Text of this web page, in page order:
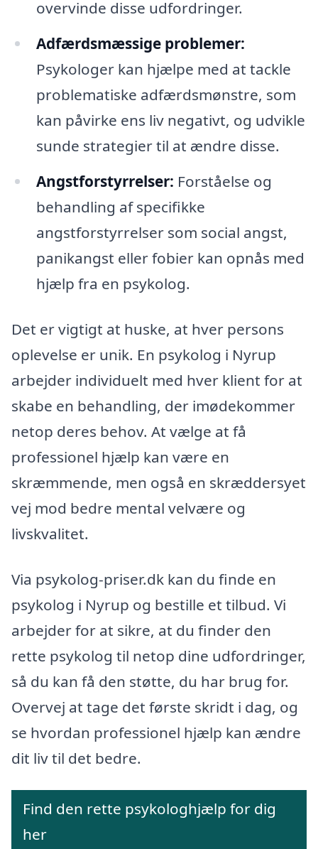
overvinde disse udfordringer.
Adfærdsmæssige problemer:
Psykologer kan hjælpe med at tackle
problematiske adfærdsmønstre, som
kan påvirke ens liv negativt, og udvikle
sunde strategier til at ændre disse.
Angstforstyrrelser: Forståelse og
behandling af specifikke
angstforstyrrelser som social angst,
panikangst eller fobier kan opnås med
hjælp fra en psykolog.
Det er vigtigt at huske, at hver persons
oplevelse er unik. En psykolog i Nyrup
arbejder individuelt med hver klient for at
skabe en behandling, der imødekommer
netop deres behov. At vælge at få
professionel hjælp kan være en
skræmmende, men også en skræddersyet
vej mod bedre mental velvære og
livskvalitet.
Via psykolog-priser.dk kan du finde en
psykolog i Nyrup og bestille et tilbud. Vi
arbejder for at sikre, at du finder den
rette psykolog til netop dine udfordringer,
så du kan få den støtte, du har brug for.
Overvej at tage det første skridt i dag, og
se hvordan professionel hjælp kan ændre
dit liv til det bedre.
Find den rette psykologhjælp for dig
her